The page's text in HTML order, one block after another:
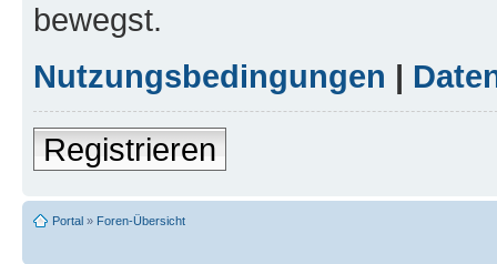
bewegst.
Nutzungsbedingungen |
Registrieren
Portal » Foren-Übersicht